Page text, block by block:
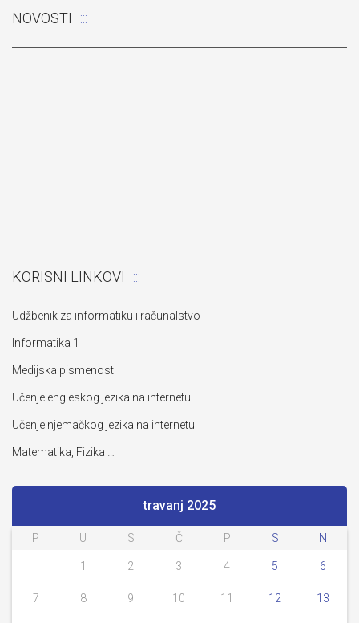
NOVOSTI
Odluka: Poništava se konkurentski zahtjev za dostavu ponuda
KORISNI LINKOVI
Udžbenik za informatiku i računalstvo
Informatika 1
Medijska pismenost
Učenje engleskog jezika na internetu
Učenje njemačkog jezika na internetu
Matematika, Fizika …
travanj 2025
P U S Č P S N
1 2 3 4 5 6
7 8 9 10 11 12 13